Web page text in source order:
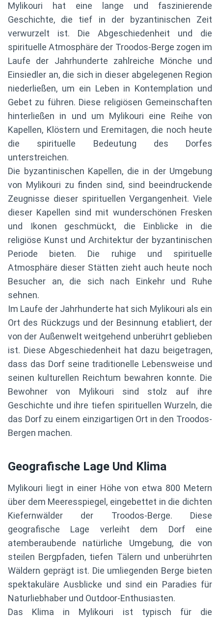
Mylikouri hat eine lange und faszinierende
Geschichte, die tief in der byzantinischen Zeit
verwurzelt ist. Die Abgeschiedenheit und die
spirituelle Atmosphäre der Troodos-Berge zogen im
Laufe der Jahrhunderte zahlreiche Mönche und
Einsiedler an, die sich in dieser abgelegenen Region
niederließen, um ein Leben in Kontemplation und
Gebet zu führen. Diese religiösen Gemeinschaften
hinterließen in und um Mylikouri eine Reihe von
Kapellen, Klöstern und Eremitagen, die noch heute
die spirituelle Bedeutung des Dorfes
unterstreichen.
Die byzantinischen Kapellen, die in der Umgebung
von Mylikouri zu finden sind, sind beeindruckende
Zeugnisse dieser spirituellen Vergangenheit. Viele
dieser Kapellen sind mit wunderschönen Fresken
und Ikonen geschmückt, die Einblicke in die
religiöse Kunst und Architektur der byzantinischen
Periode bieten. Die ruhige und spirituelle
Atmosphäre dieser Stätten zieht auch heute noch
Besucher an, die sich nach Einkehr und Ruhe
sehnen.
Im Laufe der Jahrhunderte hat sich Mylikouri als ein
Ort des Rückzugs und der Besinnung etabliert, der
von der Außenwelt weitgehend unberührt geblieben
ist. Diese Abgeschiedenheit hat dazu beigetragen,
dass das Dorf seine traditionelle Lebensweise und
seinen kulturellen Reichtum bewahren konnte. Die
Bewohner von Mylikouri sind stolz auf ihre
Geschichte und ihre tiefen spirituellen Wurzeln, die
das Dorf zu einem einzigartigen Ort in den Troodos-
Bergen machen.
Geografische Lage Und Klima
Mylikouri liegt in einer Höhe von etwa 800 Metern
über dem Meeresspiegel, eingebettet in die dichten
Kiefernwälder der Troodos-Berge. Diese
geografische Lage verleiht dem Dorf eine
atemberaubende natürliche Umgebung, die von
steilen Bergpfaden, tiefen Tälern und unberührten
Wäldern geprägt ist. Die umliegenden Berge bieten
spektakuläre Ausblicke und sind ein Paradies für
Naturliebhaber und Outdoor-Enthusiasten.
Das Klima in Mylikouri ist typisch für die